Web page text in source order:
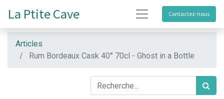
La Ptite Cave Contactez-nous
Articles
Rum Bordeaux Cask 40° 70cl - Ghost in a Bottle